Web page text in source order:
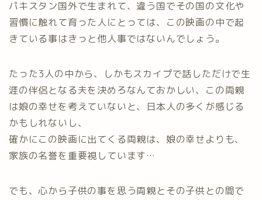
パキスタン国外で生まれて、違う国でその国の文化や
習慣に触れて育った人にとっては、この映画の中で起
きている事はきっと他人事ではないんでしょう。
たった3人の中から、しかもスカイプで話しただけで生
涯の伴侶となる夫を決めろなんておかしい、この両親
は娘の幸せを考えていないと、日本人の多くが感じる
かもしれないし、
確かにこの映画に出てくる両親は、娘の幸せよりも、
家族の名誉を重要視しています…
でも、心から子供の事を思う両親とその子供との間で